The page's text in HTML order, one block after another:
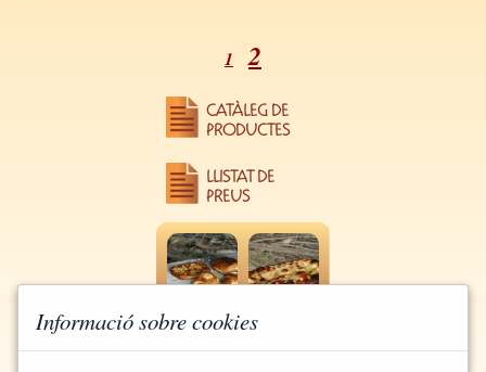
CATÀLEG DE
PRODUCTES
LLISTAT DE
PREUS
1 2
Informació sobre cookies